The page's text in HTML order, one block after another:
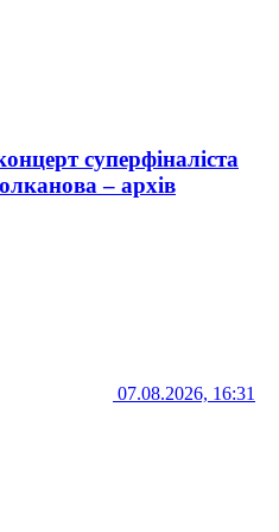
суперфіналіста
– архів
07.08.2026, 16:31